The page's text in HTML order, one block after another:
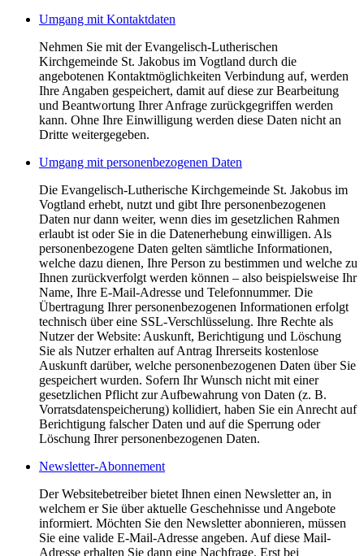
Umgang mit Kontaktdaten
Nehmen Sie mit der Evangelisch-Lutherischen
Kirchgemeinde St. Jakobus im Vogtland durch die
angebotenen Kontaktmöglichkeiten Verbindung auf, werden
Ihre Angaben gespeichert, damit auf diese zur Bearbeitung
und Beantwortung Ihrer Anfrage zurückgegriffen werden
kann. Ohne Ihre Einwilligung werden diese Daten nicht an
Dritte weitergegeben.
Umgang mit personenbezogenen Daten
Die Evangelisch-Lutherische Kirchgemeinde St. Jakobus im
Vogtland erhebt, nutzt und gibt Ihre personenbezogenen
Daten nur dann weiter, wenn dies im gesetzlichen Rahmen
erlaubt ist oder Sie in die Datenerhebung einwilligen. Als
personenbezogene Daten gelten sämtliche Informationen,
welche dazu dienen, Ihre Person zu bestimmen und welche zu
Ihnen zurückverfolgt werden können – also beispielsweise Ihr
Name, Ihre E-Mail-Adresse und Telefonnummer. Die
Übertragung Ihrer personenbezogenen Informationen erfolgt
technisch über eine SSL-Verschlüsselung. Ihre Rechte als
Nutzer der Website: Auskunft, Berichtigung und Löschung
Sie als Nutzer erhalten auf Antrag Ihrerseits kostenlose
Auskunft darüber, welche personenbezogenen Daten über Sie
gespeichert wurden. Sofern Ihr Wunsch nicht mit einer
gesetzlichen Pflicht zur Aufbewahrung von Daten (z. B.
Vorratsdatenspeicherung) kollidiert, haben Sie ein Anrecht auf
Berichtigung falscher Daten und auf die Sperrung oder
Löschung Ihrer personenbezogenen Daten.
Newsletter-Abonnement
Der Websitebetreiber bietet Ihnen einen Newsletter an, in
welchem er Sie über aktuelle Geschehnisse und Angebote
informiert. Möchten Sie den Newsletter abonnieren, müssen
Sie eine valide E-Mail-Adresse angeben. Auf diese Mail-
Adresse erhalten Sie dann eine Nachfrage. Erst bei